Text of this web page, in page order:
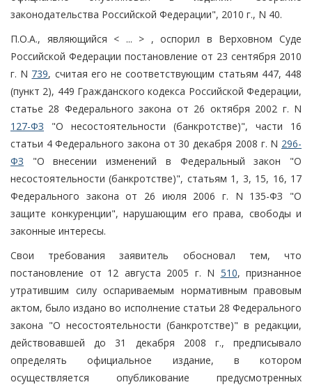
законодательства Российской Федерации", 2010 г., N 40.
П.О.А., являющийся < ... > , оспорил в Верховном Суде
Российской Федерации постановление от 23 сентября 2010
г. N 739, считая его не соответствующим статьям 447, 448
(пункт 2), 449 Гражданского кодекса Российской Федерации,
статье 28 Федерального закона от 26 октября 2002 г. N
127-ФЗ "О несостоятельности (банкротстве)", части 16
статьи 4 Федерального закона от 30 декабря 2008 г. N 296-
ФЗ "О внесении изменений в Федеральный закон "О
несостоятельности (банкротстве)", статьям 1, 3, 15, 16, 17
Федерального закона от 26 июля 2006 г. N 135-ФЗ "О
защите конкуренции", нарушающим его права, свободы и
законные интересы.
Свои требования заявитель обосновал тем, что
постановление от 12 августа 2005 г. N 510, признанное
утратившим силу оспариваемым нормативным правовым
актом, было издано во исполнение статьи 28 Федерального
закона "О несостоятельности (банкротстве)" в редакции,
действовавшей до 31 декабря 2008 г., предписывало
определять официальное издание, в котором
осуществляется опубликование предусмотренных